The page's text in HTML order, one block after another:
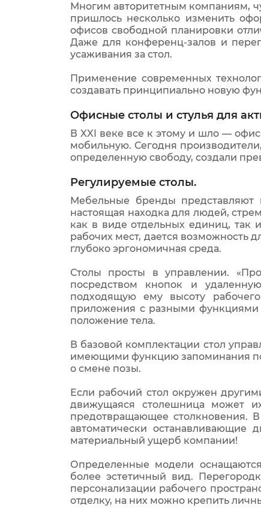
Многим авторитетным компаниям,
пришлось несколько изменить
офисов свободной планировки
Даже для конференц-залов и
усаживания за стол.
Применение современных
создавать принципиально новую
Офисные столы и стулья для
В XXI веке все к этому и шло —
мобильную. Сегодня
определенную свободу, создали
Регулируемые столы.
Мебельные бренды представляют
настоящая находка для людей,
как в виде отдельных единиц, так
рабочих мест, дается возможность
глубоко эргономичная среда.
Столы просты в управлении.
посредством кнопок и
подходящую ему высоту
приложения с разными функциями
положение тела.
В базовой комплектации стол
имеющими функцию запоминания
о смене позы.
Если рабочий стол окружен
движущаяся столешница может
предотвращающее столкновения.
автоматически останавливающие
материальный ущерб компании!
Определенные модели
более эстетичный вид.
персонализации рабочего
отделку, на них можно крепить